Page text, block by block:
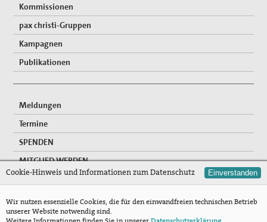
Kommissionen
pax christi-Gruppen
Kampagnen
Publikationen
Meldungen
Termine
SPENDEN
MITGLIED WERDEN
NEWSLETTER
Mitgliederzugang
Cookie-Hinweis und Informationen zum Datenschutz Einverstanden
Wir nutzen essenzielle Cookies, die für den einwandfreien technischen Betrieb
unserer Website notwendig sind.